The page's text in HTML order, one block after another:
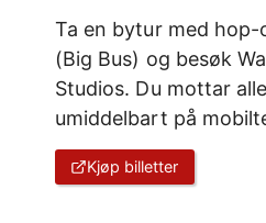
Ta en bytur med
(Big Bus) og besøk
Studios. Du mottar
umiddelbart på
Kjøp billetter